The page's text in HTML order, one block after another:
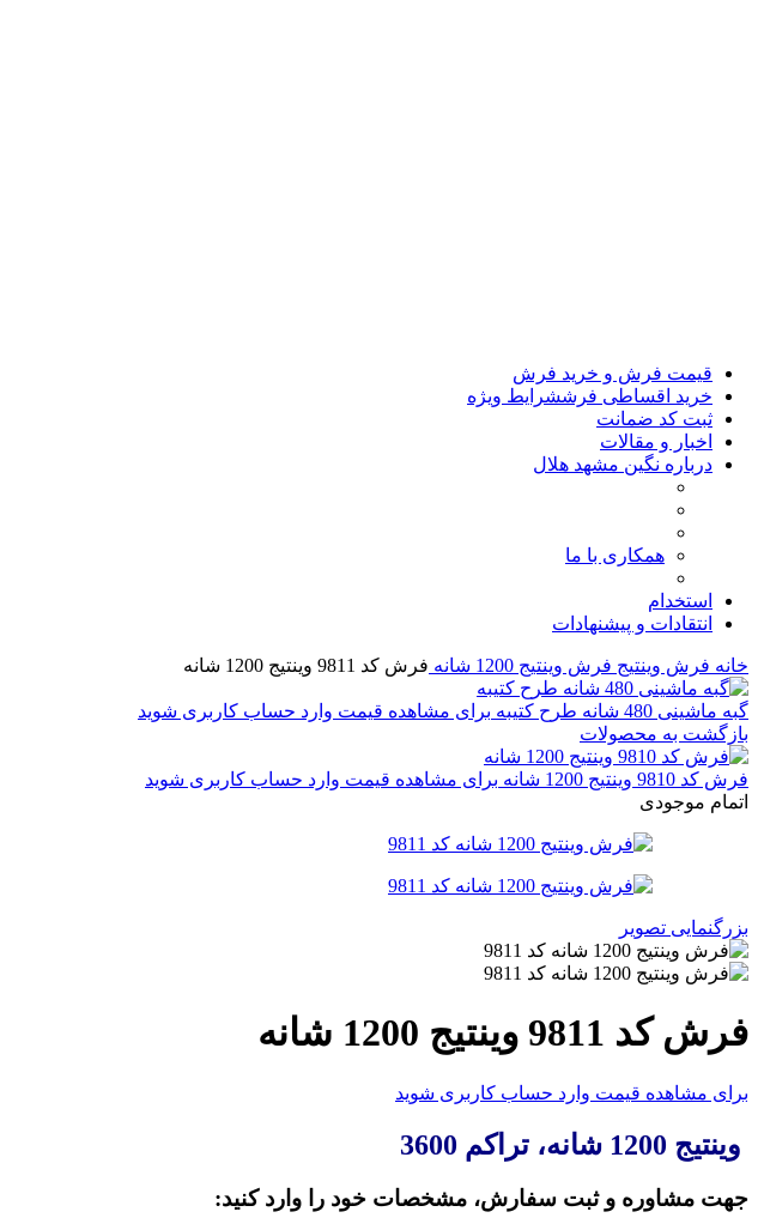
قیمت فرش و خرید فرش
خرید اقساطی فرششرایط ویژه
ثبت کد ضمانت
اخبار و مقالات
درباره نگین مشهد هلال
همکاری با ما
استخدام
انتقادات و پیشنهادات
خانه فرش وینتیج فرش وینتیج 1200 شانه فرش کد 9811 وینتیج 1200 شانه
گبه ماشینی 480 شانه طرح کتیبه
برای مشاهده قیمت وارد حساب کاربری شوید
بازگشت به محصولات
فرش کد 9810 وینتیج 1200 شانه
برای مشاهده قیمت وارد حساب کاربری شوید
اتمام موجودی
بزرگنمایی تصویر
فرش کد 9811 وینتیج 1200 شانه
برای مشاهده قیمت وارد حساب کاربری شوید
وینتیج 1200 شانه، تراکم 3600
جهت مشاوره و ثبت سفارش، مشخصات خود را وارد کنید: